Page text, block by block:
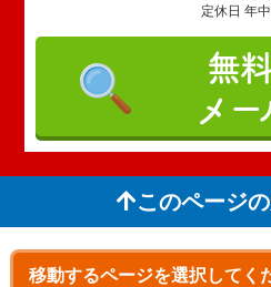
定休日 年
無
メ
このページ